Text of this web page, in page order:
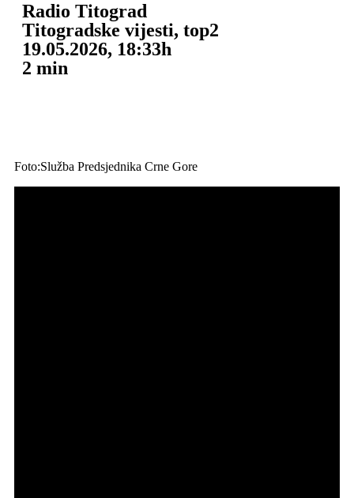
Radio Titograd
Titogradske vijesti, top2
19.05.2026, 18:33h
2 min
Foto:Služba Predsjednika Crne Gore